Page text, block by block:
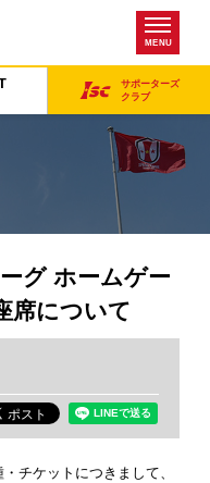
MENU
サポーターズ
クラブ
グ ホームゲー
席について
チケットにつきまして、